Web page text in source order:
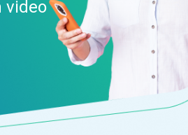
video